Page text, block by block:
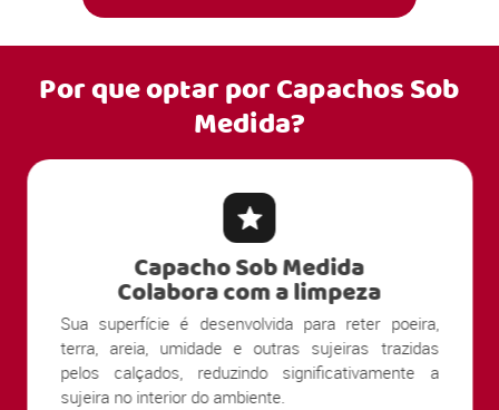
Por que optar porCapachos Sob
Medida?
Capacho Sob Medida
Colabora com a limpeza
Sua superfície é desenvolvida para reter poeira,
terra, areia, umidade e outras sujeiras trazidas
pelos calçados, reduzindo significativamente a
sujeira no interior do ambiente.